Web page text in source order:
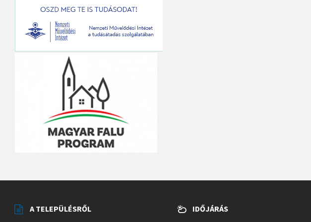
A TELEPÜLÉSRŐL IDŐJÁRÁS